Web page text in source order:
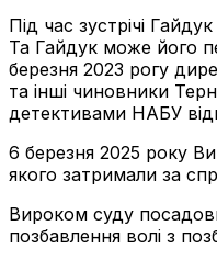
Під час зустрічі
Та Гайдук може його
березня 2023 рогу
та інші чиновники
детективами НАБУ
6 березня 2025 року
якого затримали за
Вироком суду
позбавлення волі з